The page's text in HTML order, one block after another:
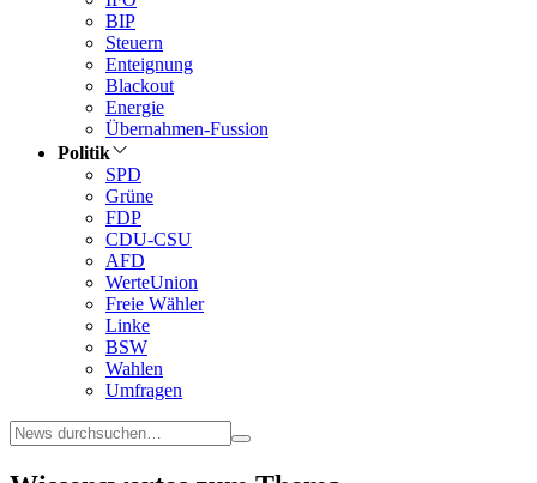
BIP
Steuern
Enteignung
Blackout
Energie
Übernahmen-Fussion
Politik
SPD
Grüne
FDP
CDU-CSU
AFD
WerteUnion
Freie Wähler
Linke
BSW
Wahlen
Umfragen